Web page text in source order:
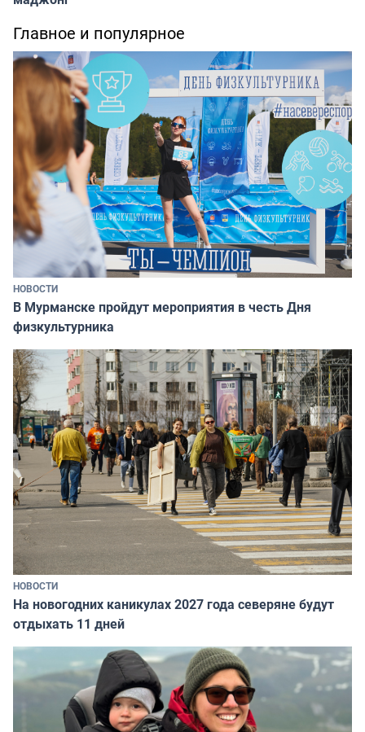
Главное и популярное
НОВОСТИ
В Мурманске пройдут мероприятия в честь Дня
физкультурника
НОВОСТИ
На новогодних каникулах 2027 года северяне будут
отдыхать 11 дней